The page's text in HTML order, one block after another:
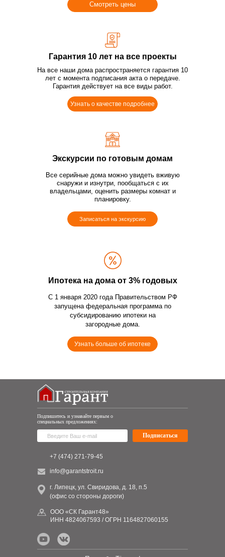
Гарантия 10 лет на все проекты
На все наши дома распространяется гарантия 10
лет с момента подписания акта о передаче.
Гарантия действует на все виды работ.
Экскурсии по готовым домам
Все серийные дома можно увидеть вживую
снаружи и изнутри, пообщаться с их
владельцами, оценить размеры комнат и
планировку.
Ипотека на дома от 3% годовых
С 1 января 2020 года Правительством РФ
запущена федеральная программа по
субсидированию ипотеки на
загородные дома.
Смотреть цены
Узнать о качестве подробнее
Записаться на экскурсию
Узнать больше об ипотеке
Подпишитесь и узнавайте первым о
специальных предложениях:
Подписаться
+7 (474) 271-79-45
info@garantstroit.ru
г. Липецк, ул. Свиридова, д. 18, п.5
(офис со стороны дороги)
ООО «СК Гарант48»
ИНН 4824067593 / ОГРН 1164827060155